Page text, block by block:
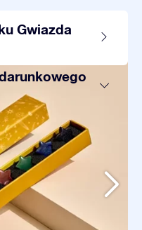
Gwiazda